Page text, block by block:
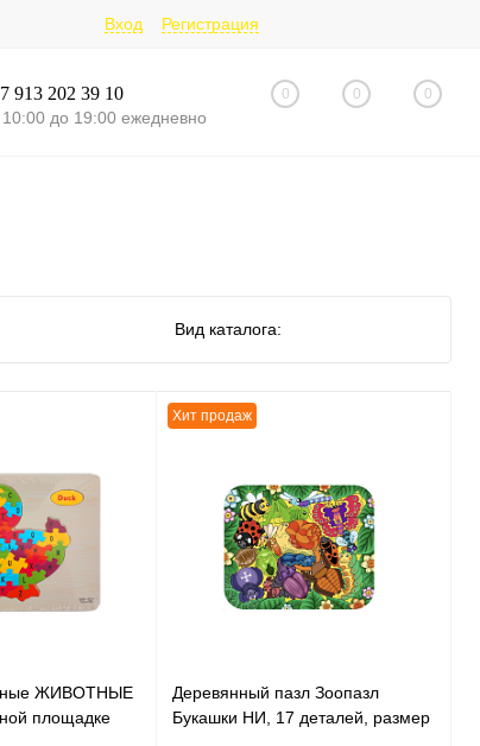
Вход Регистрация
913 202 39 10
10:00 до 19:00 ежедневно
0 0 0
Вид каталога:
ЖИВОТНЫЕ
площадке
Хит продаж
Деревянный пазл Зоопазл
Букашки НИ, 17 деталей, размер